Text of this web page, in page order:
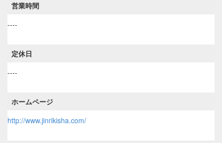
営業時間
----
定休日
----
ホームページ
http://www.jinrikisha.com/